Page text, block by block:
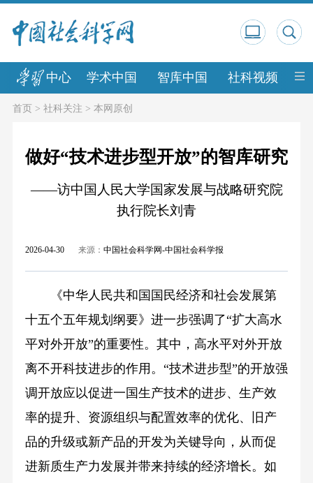
中心 学术中国 智库中国 社科视频 中
首页> 社科关注 > 本网原创
做好“技术进步型开放”的智库研究
——访中国人民大学国家发展与战略研究院
执行院长刘青
2026-04-30 来源： 中国社会科学网-中国社会科学报
《中华人民共和国国民经济和社会发展第
十五个五年规划纲要》进一步强调了“扩大高水
平对外开放”的重要性。其中，高水平对外开放
离不开科技进步的作用。“技术进步型”的开放强
调开放应以促进一国生产技术的进步、生产效
率的提升、资源组织与配置效率的优化、旧产
品的升级或新产品的开发为关键导向，从而促
进新质生产力发展并带来持续的经济增长。如